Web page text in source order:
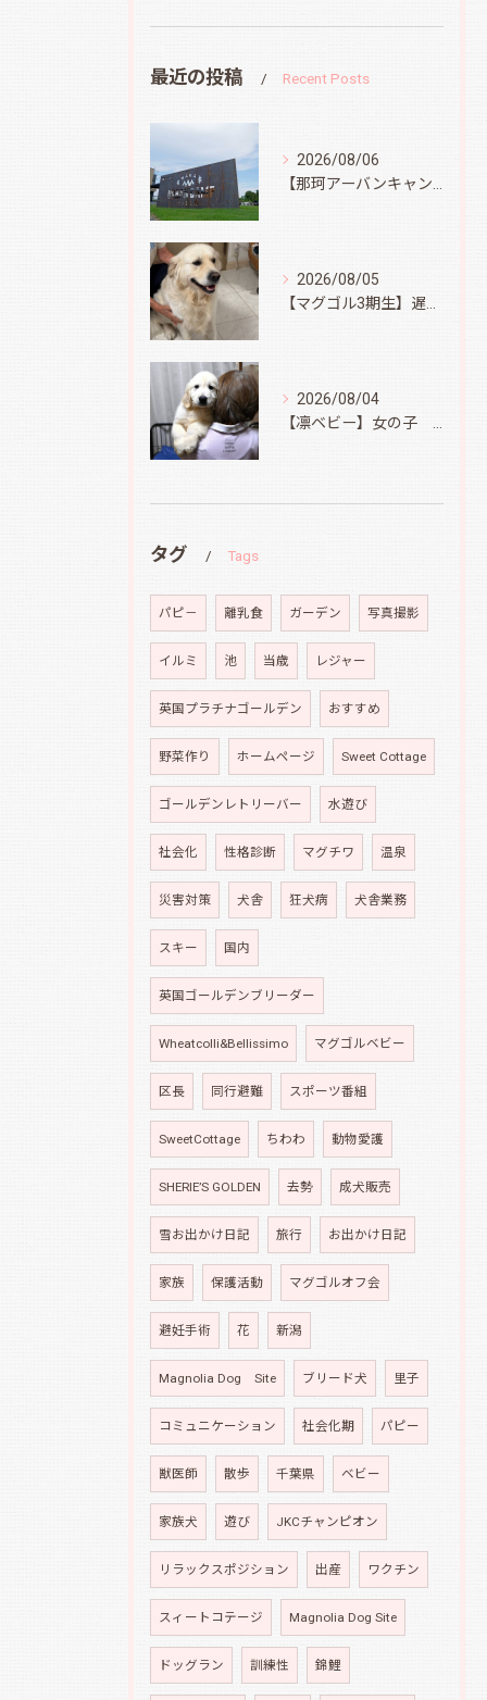
最近の投稿 Recent Posts
2026/08/06
2026/08/05
2026/08/04
タグ Tags
パピ－ 離乳食 ガーデン 写真撮影
イルミ 池 当歳 レジャー
英国プラチナゴールデン おすすめ
野菜作り ホームページ Sweet Cottage
ゴールデンレトリーバー 水遊び
社会化 性格診断 マグチワ 温泉
災害対策 犬舎 狂犬病 犬舎業務
スキー 国内
英国ゴールデンブリーダー
Wheatcolli&Bellissimo マグゴルベビー
区長 同行避難 スポーツ番組
SweetCottage ちわわ 動物愛護
SHERIE’S GOLDEN 去勢 成犬販売
雪お出かけ日記 旅行 お出かけ日記
家族 保護活動 マグゴルオフ会
避妊手術 花 新潟
Magnolia Dog Site ブリード犬 里子
コミュニケーション 社会化期 パピー
獣医師 散歩 千葉県 ベビー
家族犬 遊び JKCチャンピオン
リラックスポジション 出産 ワクチン
スィートコテージ Magnolia Dog Site
ドッグラン 訓練性 錦鯉